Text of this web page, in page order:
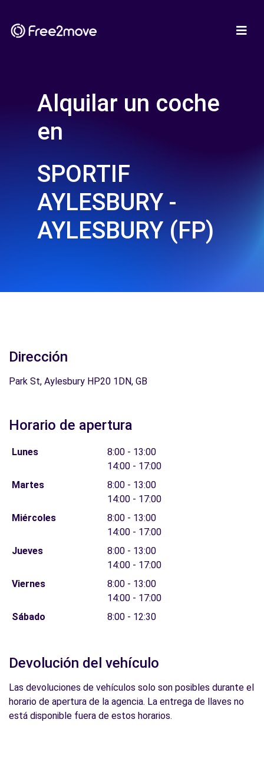
Alquilar un coche
en
SPORTIF
AYLESBURY -
AYLESBURY (FP)
Dirección
Park St, Aylesbury HP20 1DN, GB
Horario de apertura
Lunes
8:00 - 13:00
14:00 - 17:00
Martes
8:00 - 13:00
14:00 - 17:00
Miércoles
8:00 - 13:00
14:00 - 17:00
Jueves
8:00 - 13:00
14:00 - 17:00
Viernes
8:00 - 13:00
14:00 - 17:00
Sábado
8:00 - 12:30
Devolución del vehículo
Las devoluciones de vehículos solo son posibles durante el
horario de apertura de la agencia. La entrega de llaves no
está disponible fuera de estos horarios.